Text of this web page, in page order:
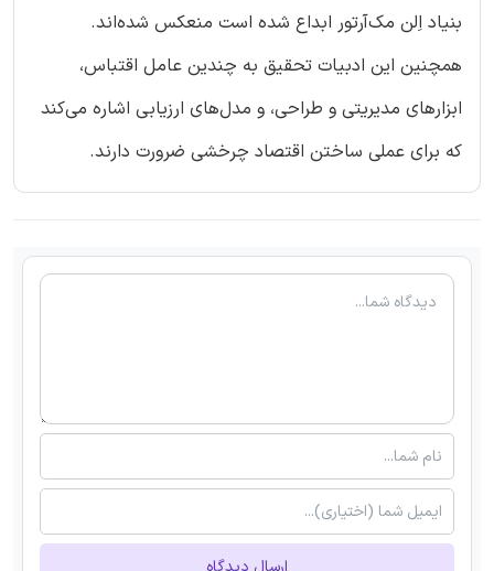
بنیاد اِلن مک‌آرتور ابداع شده است منعکس شده‌اند.
همچنین این ادبیات تحقیق به چندین عامل اقتباس،
ابزارهای مدیریتی و طراحی، و مدل‌های ارزیابی اشاره می‌کند
که برای عملی ساختن اقتصاد چرخشی ضرورت دارند.